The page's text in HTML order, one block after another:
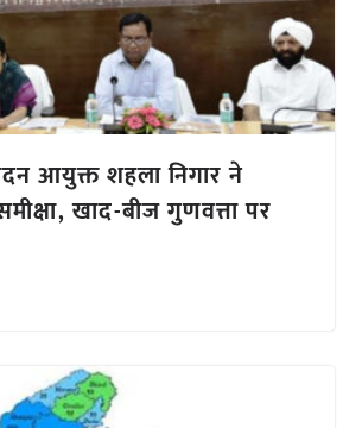
आयुक्त शहला निगार ने
खाद-बीज गुणवत्ता पर